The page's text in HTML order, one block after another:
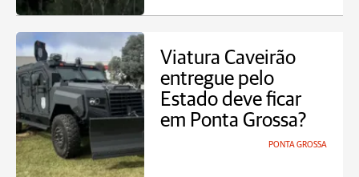
Viatura Caveirão
entregue pelo
Estado deve ficar
em Ponta Grossa?
PONTA GROSSA